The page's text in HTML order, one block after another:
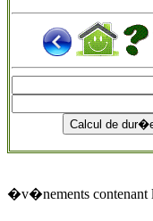
�v�nements contenant